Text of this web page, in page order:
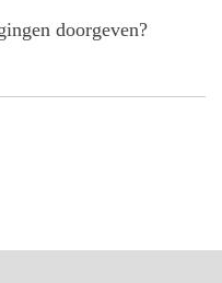
doorgeven?